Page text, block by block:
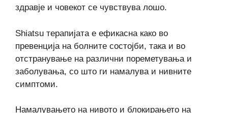
здравје и човекот се чувствува лошо.
Shiatsu терапијата е ефикасна како во
превенција на болните состојби, така и во
отстранување на различни пореметувања и
заболувања, со што ги намалува и нивните
симптоми.
Намалувањето на нивото и блокирањето на